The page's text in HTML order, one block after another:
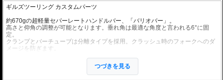
ギルズツーリング カスタムパーツ
約670gの超軽量セパーレートハンドルバー、「バリオバー」。
高さと仰角の調整が可能となります。垂れ角は最適な角度と言われる6°に固
定。
クランプとバーチューブは分離タイプを採用。クラッシュ時のフォークへのダ
メージを防ぎます。
いくつかのワークスチームはこのセパレートハンドルバーをWorldSBK、World
Supersport、IDM、R6 Cup Germanyで採用しています。
つづきを見る